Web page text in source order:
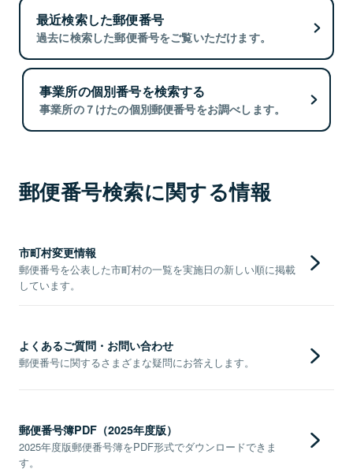
最近検索した郵便番号
過去に検索した郵便番号をご覧いただけます。
事業所の個別番号を検索する
事業所の７けたの個別郵便番号をお調べします。
郵便番号検索に関する情報
市町村変更情報
郵便番号を公表した市町村の一覧を実施日の新しい順に掲載
しています。
よくあるご質問・お問い合わせ
郵便番号に関するさまざまな疑問にお答えします。
郵便番号簿PDF（2025年度版）
2025年度版郵便番号簿をPDF形式でダウンロードできま
す。